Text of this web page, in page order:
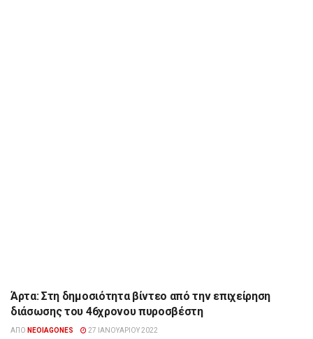
ΉΠΕΙΡΟΣ
Άρτα: Στη δημοσιότητα βίντεο από την επιχείρηση
διάσωσης του 46χρονου πυροσβέστη
ΑΠΌ NEOIAGONES 27 ΙΑΝΟΥΑΡΊΟΥ 2022